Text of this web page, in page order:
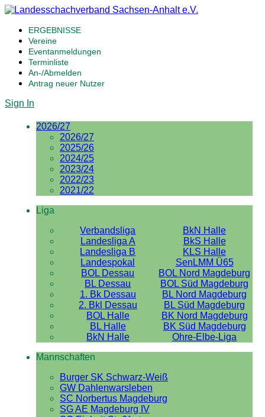
ERGEBNISSE
Vereine
Eventanmeldungen
Terminliste
An-/Abmelden
Antrag neuer Nutzer
Sign In
2026/27
2026/27
2025/26
2024/25
2023/24
2022/23
2021/22
Liga
Verbandsliga
BkN Halle
Landesliga A
BkS Halle
Landesliga B
KLS Halle
Landespokal
SenLMM Ü65
BOL Dessau
BOL Nord Magdeburg
BL Dessau
BOL Süd Magdeburg
1. Bk Dessau
BL Nord Magdeburg
2. Bkl Dessau
BL Süd Magdeburg
BOL Halle
BK Nord Magdeburg
BL Halle
BK Süd Magdeburg
BkN Halle
Ohre-Elbe-Liga
Mannschaften
Burger SK Schwarz-Weiß
GW Dahlenwarsleben
SC Norbertus Magdeburg
SG AE Magdeburg IV